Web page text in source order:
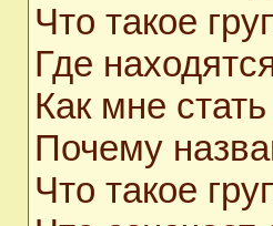
Что такое
Где
Как мне
Почему
Что такое